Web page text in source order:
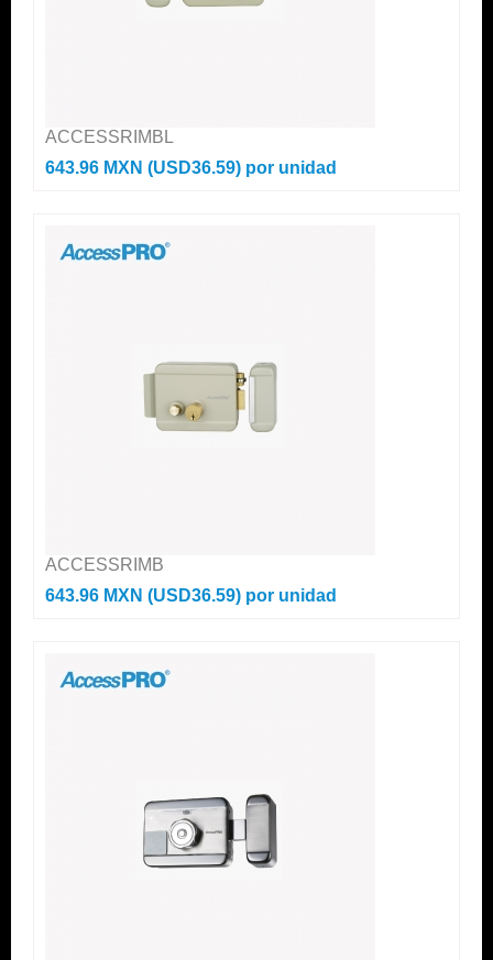
ACCESSRIMBL
643.96 MXN (USD36.59) por unidad
ACCESSRIMB
643.96 MXN (USD36.59) por unidad